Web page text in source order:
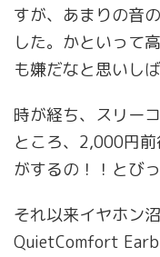
すが、あまりの音
した。かといって
も嫌だなと思いし
時が経ち、スリー
ところ、2,000円
がするの！！とびっ
それ以来イヤホン
QuietComfort